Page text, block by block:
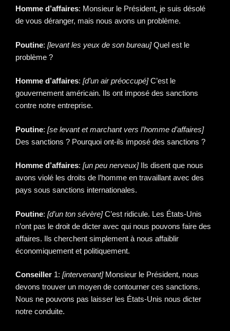
Homme d’affaires: Monsieur le Président, je suis désolé
de vous déranger, mais nous avons un problème.
Poutine: [levant les yeux de son bureau]Quel est le
problème ?
Homme d’affaires: [d’un air préoccupé]C’est le
gouvernement américain. Ils ont imposé des sanctions
contre notre entreprise.
Poutine: [se levant et marchant vers l’homme d’affaires]
Des sanctions ? Pourquoi ont-ils imposé des sanctions ?
Homme d’affaires: [un peu nerveux] Ils disent que nous
avons violé les droits de l’homme en travaillant avec des
pays sous sanctions internationales.
Poutine: [d’un ton sévère]C’est ridicule. Les États-Unis
n’ont pas le droit de dicter avec qui nous pouvons faire des
affaires. Ils cherchent simplement à nous affaiblir
économiquement et politiquement.
Conseiller 1: [intervenant] Monsieur le Président, nous
devons trouver un moyen de contourner ces sanctions.
Nous ne pouvons pas laisser les États-Unis nous dicter
notre conduite.